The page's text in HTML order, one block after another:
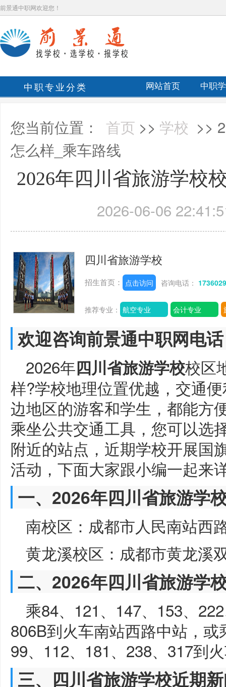
前景通中职网欢迎您！
中职专业分类 网站首页 中职
您当前位置： 首页 >> 学校 >>
怎么样_乘车路线
2026年四川省旅游学校
2026-06-06
四川省旅游学校
招生首页： 点击访问 咨询电话：
推荐专业： 航空专业 会计专业
欢迎咨询前景通中职网电
2026年四川省旅游学校校区
样?学校地理位置优越，交通
边地区的游客和学生，都能方
乘坐公共交通工具，您可以选
附近的站点，近期学校开展国
活动，下面大家跟小编一起来
一、2026年四川省旅游学
南校区：成都市人民南站西
黄龙溪校区：成都市黄龙溪
二、2026年四川省旅游学
乘84、121、147、153、
806B到火车南站西路中站，
99、112、181、238、317到
三、四川省旅游学校近期